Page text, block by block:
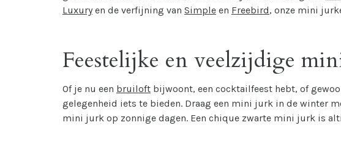
Luxury en de verfijning van Simple en Freebird, onze mini
Feestelijke en veelzijdige
Of je nu een bruiloft bijwoont, een cocktailfeest hebt, of
gelegenheid iets te bieden. Draag een mini jurk in de winter
mini jurk op zonnige dagen. Een chique zwarte mini jurk is